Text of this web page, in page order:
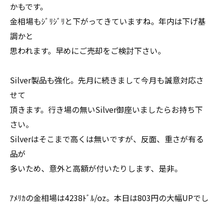
かもです。
金相場もｼﾞﾘｼﾞﾘと下がってきていますね。年内は下げ基
調かと
思われます。早めにご売却をご検討下さい。
Silver製品も強化。先月に続きまして今月も誠意対応さ
せて
頂きます。行き場の無いSilver御座いましたらお持ち下
さい。
Silverはそこまで高くは無いですが、反面、重さが有る
品が
多いため、意外と高額が付いたりします、是非。
ｱﾒﾘｶの金相場は4238ﾄﾞﾙ/oz。本日は803円の大幅UPでし